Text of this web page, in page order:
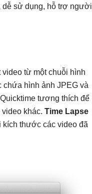
dễ sử dụng, hỗ trợ người
từ một chuỗi hình
chứa hình ảnh JPEG và
tương thích để
video khác. Time Lapse
kích thước các video đã